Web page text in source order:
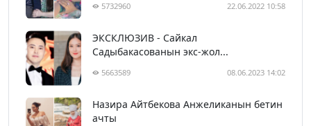
5732960 22.06.2022 10:58
ЭКСКЛЮЗИВ - Сайкал
Садыбакасованын экс-жол...
5663589 08.06.2023 14:02
Назира Айтбекова Анжеликанын бетин
ачты